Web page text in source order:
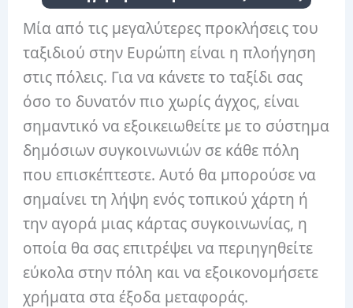
Μία από τις μεγαλύτερες προκλήσεις του
ταξιδιού στην Ευρώπη είναι η πλοήγηση
στις πόλεις. Για να κάνετε το ταξίδι σας
όσο το δυνατόν πιο χωρίς άγχος, είναι
σημαντικό να εξοικειωθείτε με το σύστημα
δημόσιων συγκοινωνιών σε κάθε πόλη
που επισκέπτεστε. Αυτό θα μπορούσε να
σημαίνει τη λήψη ενός τοπικού χάρτη ή
την αγορά μιας κάρτας συγκοινωνίας, η
οποία θα σας επιτρέψει να περιηγηθείτε
εύκολα στην πόλη και να εξοικονομήσετε
χρήματα στα έξοδα μεταφοράς.